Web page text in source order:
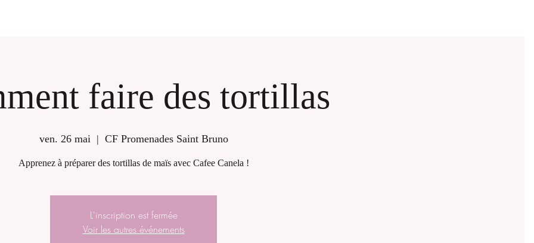
faire des tortillas
ven. 26 mai
  |
CF Promenades Saint Bruno
Apprenez à préparer des tortillas de maïs avec Cafee Canela !
L'inscription est fermée
Voir les autres événements